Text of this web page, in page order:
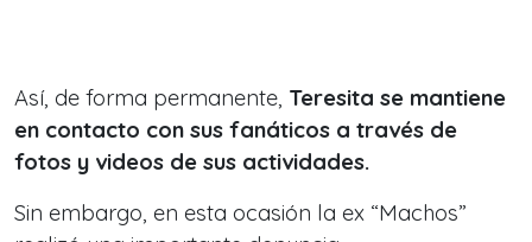
Así, de forma permanente, Teresita se mantiene
en contacto con sus fanáticos a través de
fotos y videos de sus actividades.
Sin embargo, en esta ocasión la ex “Machos”